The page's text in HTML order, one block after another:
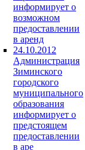
информирует о
возможном
предоставлении
в аренд
24.10.2012
Администрация
Зиминского
городского
муниципального
образования
информирует о
предстоящем
предоставлении
в аре